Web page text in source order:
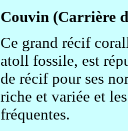
Couvin (Carrière
Ce grand récif
atoll fossile, est
de récif pour ses
riche et variée et
fréquentes.